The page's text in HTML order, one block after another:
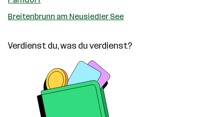
Breitenbrunn am Neusiedler See
Verdienst du, was du verdienst?